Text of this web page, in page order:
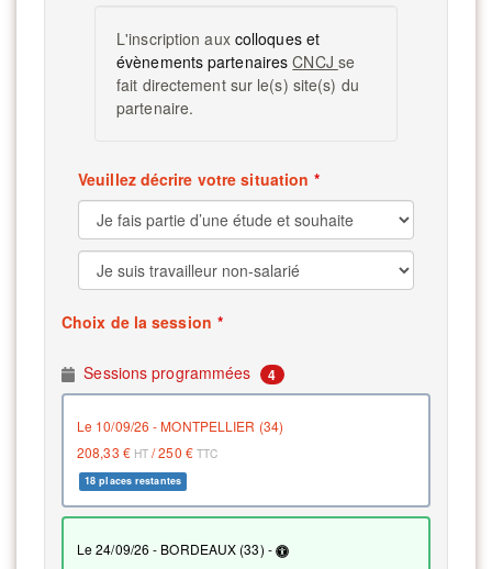
L'inscription aux colloques et
évènements partenaires CNCJ se
fait directement sur le(s) site(s) du
partenaire.
Veuillez décrire votre situation
Choix de la session
Sessions programmées 4
le 10/09/26 - MONTPELLIER (34)
208,33 € HT /250 € TTC
18 places restantes
le 24/09/26 - BORDEAUX (33) -